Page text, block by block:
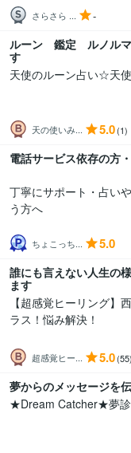
さらさら ... -
ルーン 鑑定 ルノル
す
天使のルーン占い☆天
天の使いみ... 5.0(1)
電話サービス依存の方
丁寧にサポート・占い
う方へ
ちょこっち... 5.0
誰にも言えない人生の
ます
【超感覚ヒーリング】
ラス！悩み解決！
超感覚ヒー... 5.0(55)
夢からのメッセージを
★Dream Catcher★夢